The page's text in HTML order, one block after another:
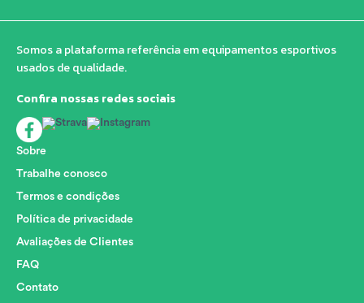
Somos a plataforma referência em equipamentos esportivos
usados de qualidade.
Confira nossas redes sociais
Sobre
Trabalhe conosco
Termos e condições
Política de privacidade
Avaliações de Clientes
FAQ
Contato